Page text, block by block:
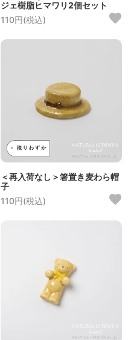
ジェ樹脂ヒマワリ2個セット
110円(税込)
＜再入荷なし＞箸置き麦わら帽
子
110円(税込)